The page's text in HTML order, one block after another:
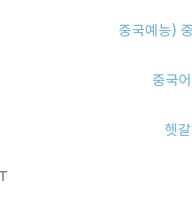
중국예능)
중국
헷